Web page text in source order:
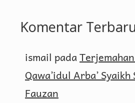
Komentar
ismail pada
Qawa’idul Arba’
Fauzan